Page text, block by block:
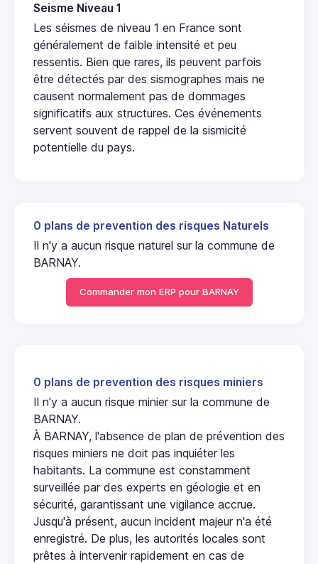
Seisme Niveau 1
Les séismes de niveau 1 en France sont
généralement de faible intensité et peu
ressentis. Bien que rares, ils peuvent parfois
être détectés par des sismographes mais ne
causent normalement pas de dommages
significatifs aux structures. Ces événements
servent souvent de rappel de la sismicité
potentielle du pays.
0 plans de prevention des risques Naturels
Il n'y a aucun risque naturel sur la commune de
BARNAY.
Commander mon ERP pour BARNAY
0 plans de prevention des risques miniers
Il n'y a aucun risque minier sur la commune de
BARNAY.
À BARNAY, l'absence de plan de prévention des
risques miniers ne doit pas inquiéter les
habitants. La commune est constamment
surveillée par des experts en géologie et en
sécurité, garantissant une vigilance accrue.
Jusqu'à présent, aucun incident majeur n'a été
enregistré. De plus, les autorités locales sont
prêtes à intervenir rapidement en cas de